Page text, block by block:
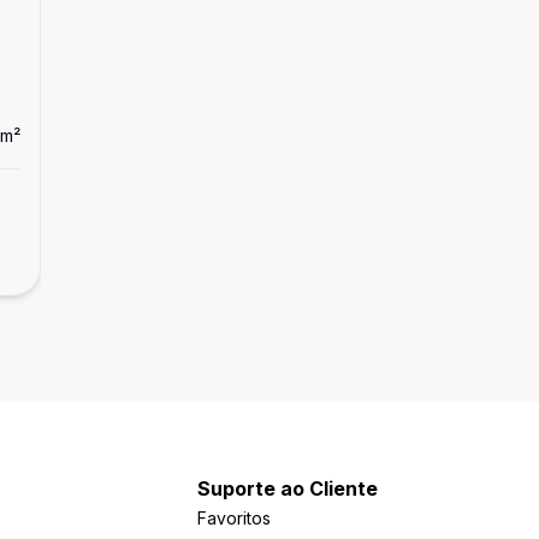
m²
Suporte ao Cliente
Favoritos